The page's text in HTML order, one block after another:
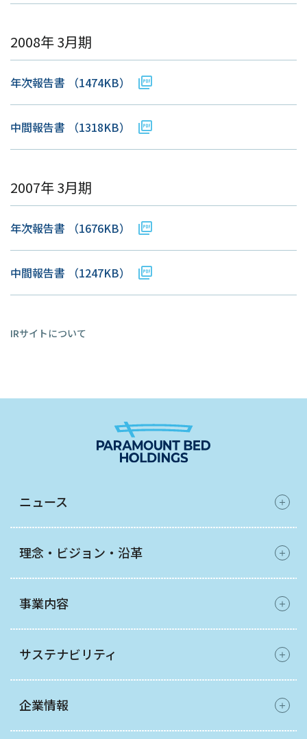
2008年 3月期
年次報告書 （1474KB）
中間報告書 （1318KB）
2007年 3月期
年次報告書 （1676KB）
中間報告書 （1247KB）
IRサイトについて
ニュース
理念・ビジョン・沿革
事業内容
サステナビリティ
企業情報